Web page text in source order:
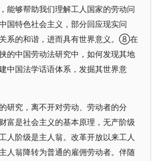
能够帮助我们理解工人国家的劳动问
国特色社会主义，部分回应现实问
系的和谐，进而具有世界意义。⑧在
的中国劳动法研究中，如何发现其地
中国法学话语体系，发掘其世界意
研究，离不开对劳动、劳动者的分
富是社会主义的基本原理，无产阶级
人阶级是主人翁。改革开放以来工人
人翁降转为普通的雇佣劳动者。伴随